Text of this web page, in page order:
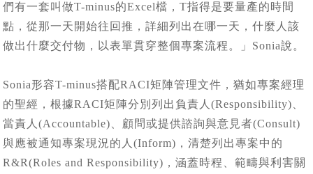
們有一套叫做T-minus的Excel檔，T指得是要量產的時間
點，從那一天開始往回推，詳細列出在哪一天，什麼人該
做出什麼交付物，以表單貫穿整個專案流程。」Sonia說。
Sonia形容T-minus搭配RACI矩陣管理文件，猶如專案經理
的聖經，根據RACI矩陣分別列出負責人(Responsibility)、
當責人(Accountable)、顧問或提供諮詢與意見者(Consult)
與應被通知專案現況的人(Inform)，清楚列出專案中的
R&R(Roles and Responsibility)，涵蓋時程、範疇與利害關